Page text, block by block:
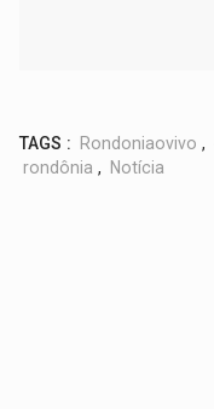
TAGS : Rondoniaovivo ,
rondônia , Notícia